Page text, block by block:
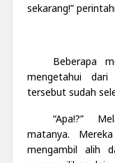
sekarang!”
Beberapa
mengetahui
tersebut sudah
“Apa!?”
matanya.
mengambil alih